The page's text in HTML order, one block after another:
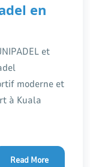
en
et
moderne et
à Kuala
Read More